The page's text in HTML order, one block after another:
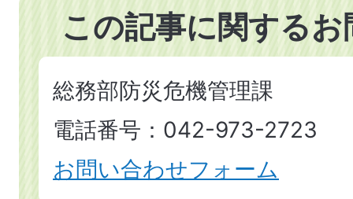
この記事に関する
総務部防災危機管理課
電話番号：042-973-2723
お問い合わせフォーム